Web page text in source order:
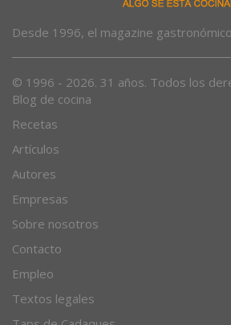
Blog de cocina
Recetas
Artículos
Autores
Empresas
Sobre nosotros
Contacto
Empleo